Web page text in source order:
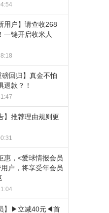
用户】请查收268
一键开启收米人
磅回归】真金不怕
退款？！
】推荐理由规则更
惠，<爱球情报会员
户，将享受年会员
】▶立减40元◀首